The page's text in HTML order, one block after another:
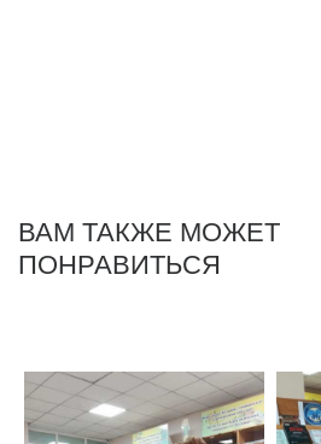
ВАМ ТАКЖЕ МОЖЕТ
ПОНРАВИТЬСЯ